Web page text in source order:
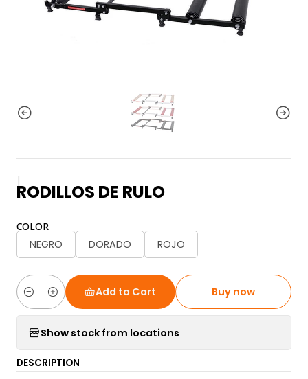
|
RODILLOS DE RULO
COLOR
NEGRO DORADO ROJO
Quantity
Add to Cart Buy now
Show stock from locations
DESCRIPTION